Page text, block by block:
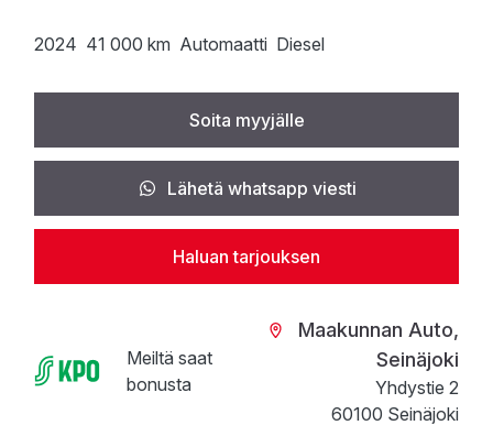
2024 41 000 km Automaatti Diesel
Soita myyjälle
Lähetä whatsapp viesti
Haluan tarjouksen
Meiltä saat
bonusta
Maakunnan Auto,
Seinäjoki
Yhdystie 2
60100 Seinäjoki